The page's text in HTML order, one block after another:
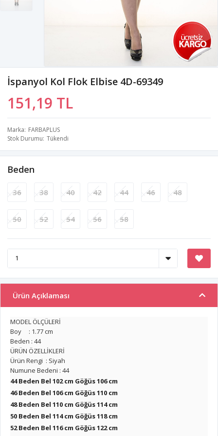
İspanyol Kol Flok Elbise 4D-69349
151,19 TL
Marka FARBAPLUS
Stok Durumu Tükendi
Beden
36 38 40 42 44 46 48
50 52 54 56 58
Ürün Açıklaması
MODEL ÖLÇÜLERİ
Boy : 1.77 cm
Beden : 44
ÜRÜN ÖZELLİKLERİ
Ürün Rengi : Siyah
Numune Bedeni : 44
44 Beden Bel 102 cm Göğüs 106 cm
46 Beden Bel 106 cm Göğüs 110 cm
48 Beden Bel 110 cm Göğüs 114 cm
50 Beden Bel 114 cm Göğüs 118 cm
52 Beden Bel 116 cm Göğüs 122 cm